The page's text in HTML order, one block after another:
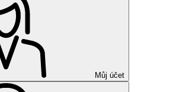
Můj účet